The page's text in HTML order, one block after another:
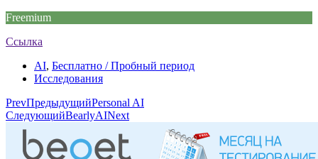
Freemium
Ссылка
AI, Бесплатно / Пробный период
Исследования
PrevПредыдущийPersonal AI
СледующийBearlyAINext